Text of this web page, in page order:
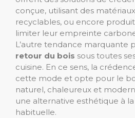
conçue, utilisant des
recyclables, ou encore
limiter leur empreinte
L’autre tendance marquante
retour du bois sous toutes
cuisine. En ce sens, la
cette mode et opte pour le
naturel, chaleureux et
une alternative esthétique à
habituelle.